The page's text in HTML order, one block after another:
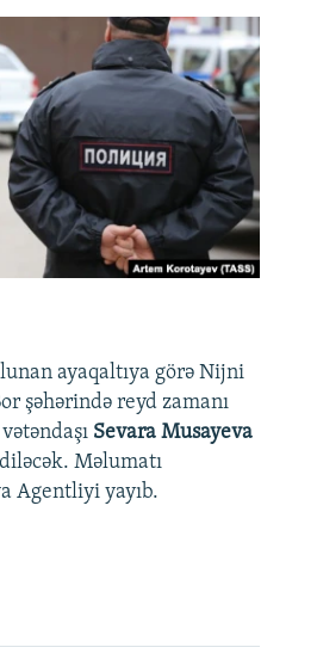
ayaqaltıya görə Nijni
şəhərində reyd zamanı
Sevara Musayeva
Məlumatı
Agentliyi yayıb.